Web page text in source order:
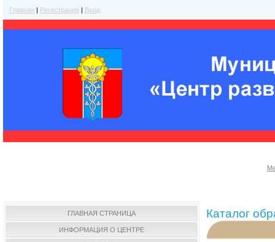
Главная | Регистрация | Вход
ГЛАВНАЯ СТРАНИЦА
ИНФОРМАЦИЯ О ЦЕНТРЕ
Каталог